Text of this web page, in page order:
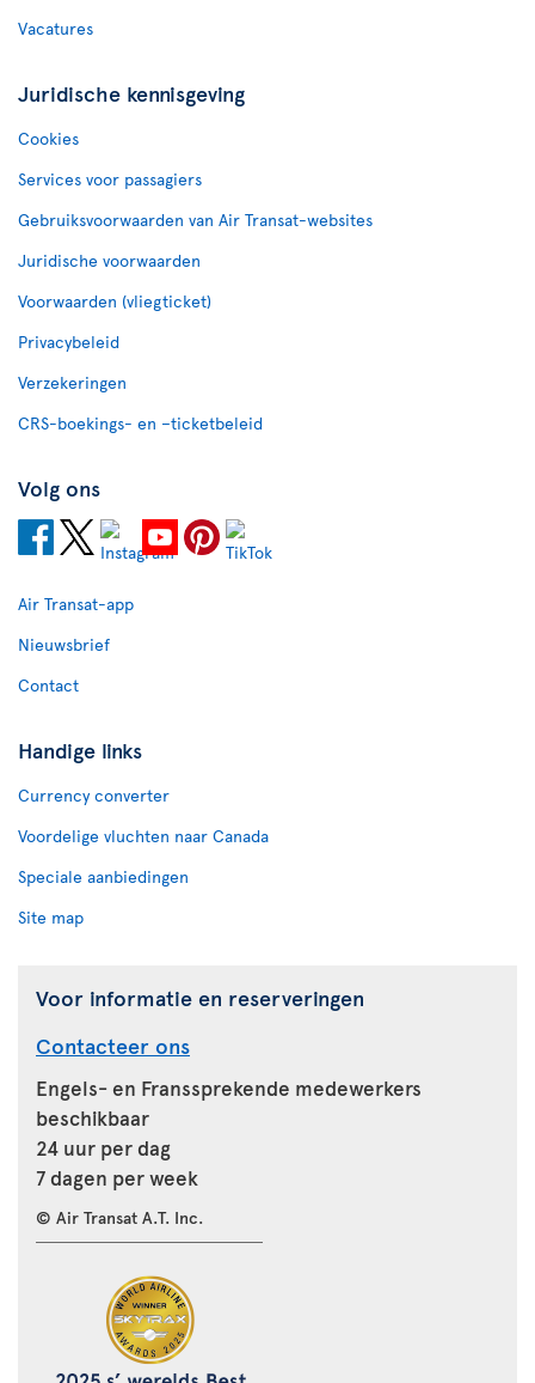
Vacatures
Juridische kennisgeving
Cookies
Services voor passagiers
Gebruiksvoorwaarden van Air Transat-websites
Juridische voorwaarden
Voorwaarden (vliegticket)
Privacybeleid
Verzekeringen
CRS-boekings- en –ticketbeleid
Volg ons
Air Transat-app
Nieuwsbrief
Contact
Handige links
Currency converter
Voordelige vluchten naar Canada
Speciale aanbiedingen
Site map
Voor informatie en reserveringen
Contacteer ons
Engels- en Franssprekende medewerkers
beschikbaar
24 uur per dag
7 dagen per week
© Air Transat A.T. Inc.